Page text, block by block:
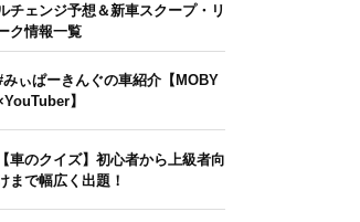
チェンジ予想＆新車スクープ・リ
ク情報一覧
みぃぱーきんぐの車紹介【MOBY
】
【車のクイズ】初心者から上級者向
まで幅広く出題！